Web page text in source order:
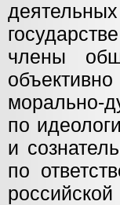
члены
морально-
по
и
по